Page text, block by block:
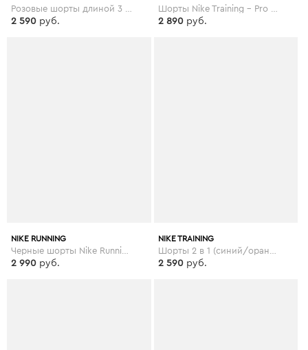
2 590 руб. 2 890 руб.
NIKE RUNNING
2 990 руб.
NIKE TRAINING
2 590 руб.